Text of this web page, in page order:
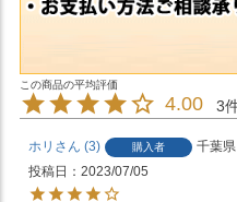
4.00 3
ホリ 3 購入者 千葉県
投稿日
2023/07/05